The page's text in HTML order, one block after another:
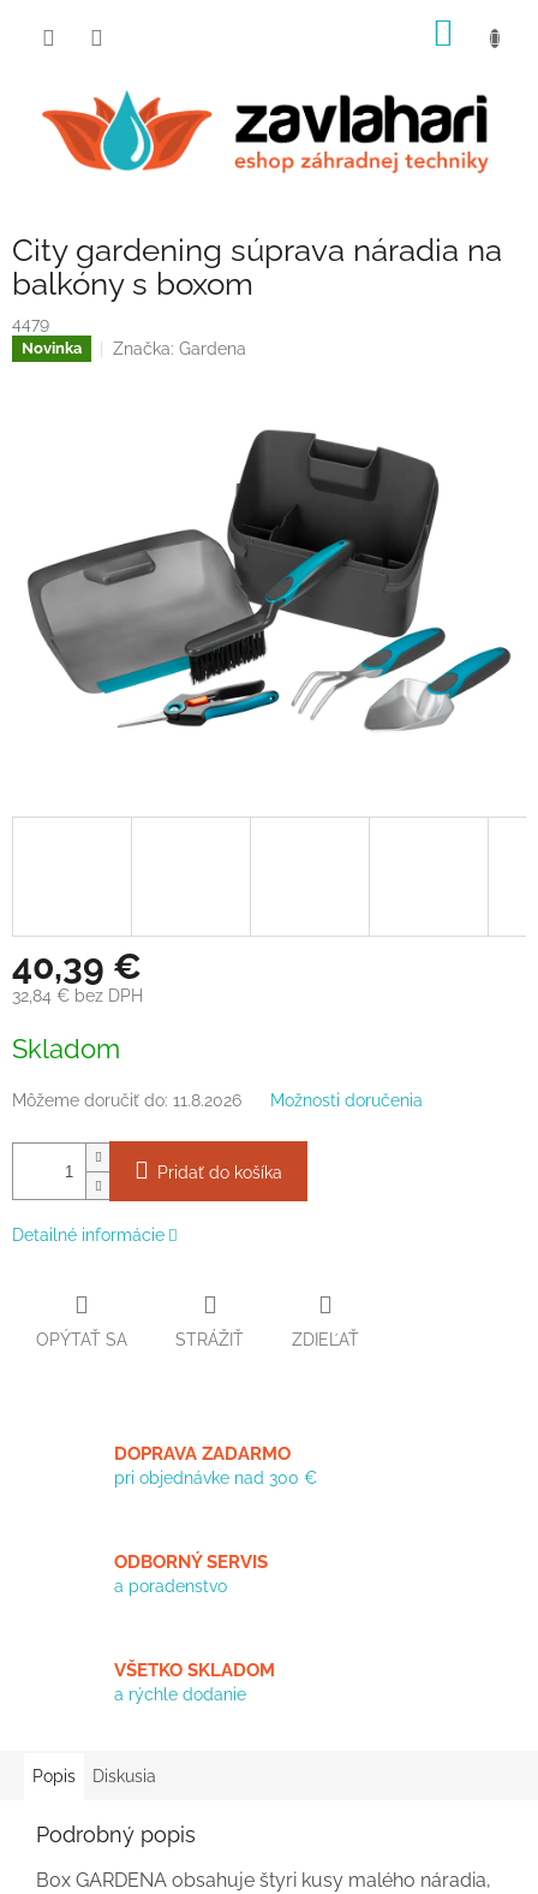
City gardening súprava náradia na
balkóny s boxom
4479
Novinka Značka: Gardena
40,39 €
32,84 € bez DPH
cena:
Skladom
Môžeme doručiť do: 11.8.2026 Možnosti doručenia
Pridať do košíka
Detailné informácie
OPÝTAŤ SA STRÁŽIŤ ZDIEĽAŤ
DOPRAVA ZADARMO
pri objednávke nad 300 €
ODBORNÝ SERVIS
a poradenstvo
VŠETKO SKLADOM
a rýchle dodanie
Popis Diskusia
Podrobný popis
Box GARDENA obsahuje štyri kusy malého náradia,